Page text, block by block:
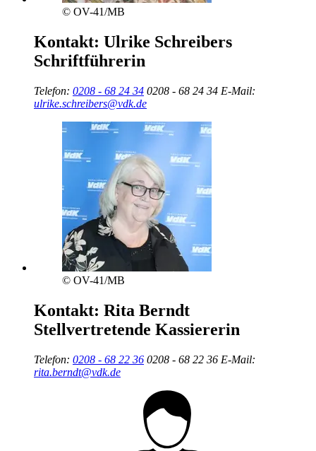
© OV-41/MB
Kontakt: Ulrike Schreibers
Schriftführerin
Telefon: 0208 - 68 24 34 0208 - 68 24 34 E-Mail:
ulrike.schreibers@vdk.de
© OV-41/MB
Kontakt: Rita Berndt
Stellvertretende Kassiererin
Telefon: 0208 - 68 22 36 0208 - 68 22 36 E-Mail:
rita.berndt@vdk.de